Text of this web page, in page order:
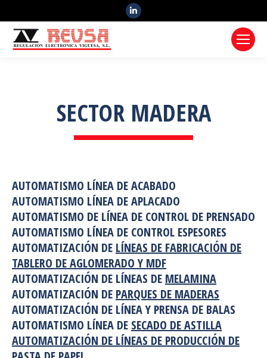
Linkedin
SECTOR MADERA
AUTOMATISMO LÍNEA DE ACABADO
AUTOMATISMO LÍNEA DE APLACADO
AUTOMATISMO DE LÍNEA DE CONTROL DE PRENSADO
AUTOMATISMO LÍNEA DE CONTROL ESPESORES
AUTOMATIZACIÓN DE LÍNEAS DE FABRICACIÓN DE
TABLERO DE AGLOMERADO Y MDF
AUTOMATIZACIÓN DE LÍNEAS DE MELAMINA
AUTOMATIZACIÓN DE PARQUES DE MADERAS
AUTOMATIZACIÓN DE LÍNEA Y PRENSA DE BALAS
AUTOMATISMO LÍNEA DE SECADO DE ASTILLA
AUTOMATIZACIÓN DE LÍNEAS DE PRODUCCIÓN DE